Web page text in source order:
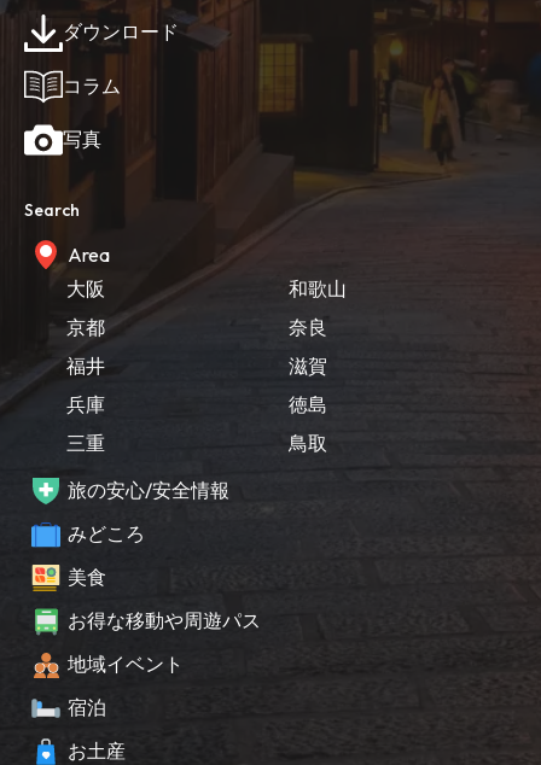
ダウンロード
コラム
写真
Search
Area
大阪
京都
福井
兵庫
三重
和歌山
奈良
滋賀
徳島
鳥取
旅の安心/安全情報
みどころ
美食
お得な移動や周遊パス
地域イベント
宿泊
お土産